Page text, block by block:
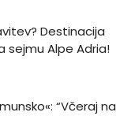
Destinacija
sejmu Alpe Adria!
“Včeraj na